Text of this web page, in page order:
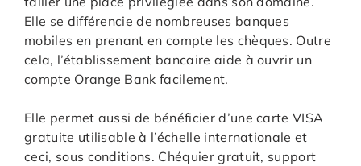
Elle se différencie de nombreuses banques
mobiles en prenant en compte les chèques. Outre
cela, l’établissement bancaire aide à ouvrir un
compte Orange Bank facilement.
Elle permet aussi de bénéficier d’une carte VISA
gratuite utilisable à l’échelle internationale et
ceci, sous conditions. Chéquier gratuit, support